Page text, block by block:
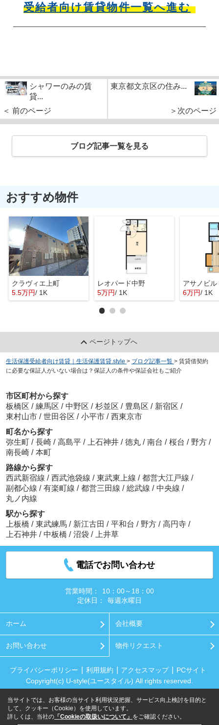
受給者向け賃貸物件一覧へ進む
シャワーのみの賃
貸...
＜ 前のページ
東京都文京区の住み...
＞次のページ
ブログ記事一覧を見る
おすすめ物件
クラヴィエ上町
5.5万円/ 1K
レオパード中野
5万円/ 1K
アサノビル
6万円/ 1K
ページトップへ
生活保護受給者向け賃貸｜生活保護賃貸.style > ブログ記事一覧 > 賃貸借契約
に必要な保証人がいない場合は？保証人の条件や保証会社もご紹介
市区町村から探す
板橋区 / 練馬区 / 中野区 / 杉並区 / 豊島区 / 新宿区 /
東村山市 / 世田谷区 / 小平市 / 西東京市
町名から探す
弥生町 / 長崎 / 高島平 / 上石神井 / 徳丸 / 南台 / 桜台 / 野方 /
南長崎 / 本町
路線から探す
西武新宿線 / 西武池袋線 / 東武東上線 / 都営大江戸線 /
副都心線 / 有楽町線 / 都営三田線 / 総武線 / 中央線 /
丸ノ内線
駅から探す
上板橋 / 東武練馬 / 新江古田 / 平和台 / 野方 / 高円寺 /
上石神井 / 中板橋 / 沼袋 / 上井草
電話でお問い合わせ
営業時間：
10：00～18：00
定休日：
毎週水曜日
ホーム 会社概要
お問い合わせ 物件リクエスト
プライバシーポリシー 利用規約 アクセスマップ
PCサイト
Copyright(c) U-style(ユースタイル) All rights reserved.
当サイトでは、お客様の当サイト利用状況把握、サービス向上検討を目的と
して、クッキー（Cookie）を使用しています。
詳しくは、当社の 「Cookieの取扱いについて」 をご確認ください。